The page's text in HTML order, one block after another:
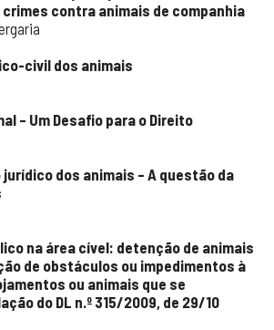
contra animais de companhia
civil dos animais
– Um Desafio para o Direito
dos animais – A questão da
na área cível: detenção de animais
de obstáculos ou impedimentos à
ou animais que se
do DL n.º 315/2009, de 29/10